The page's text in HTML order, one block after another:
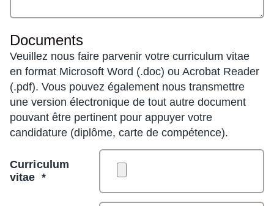
Documents
Veuillez nous faire parvenir votre curriculum vitae
en format Microsoft Word (.doc) ou Acrobat Reader
(.pdf). Vous pouvez également nous transmettre
une version électronique de tout autre document
pouvant être pertinent pour appuyer votre
candidature (diplôme, carte de compétence).
Curriculum
vitae *